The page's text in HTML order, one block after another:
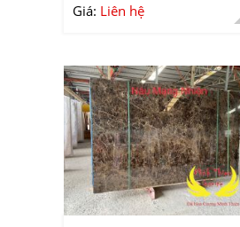
Giá: Liên hệ